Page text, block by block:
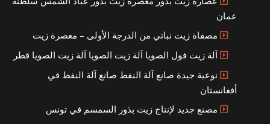
عمان
مصفاة زيت نباتي من الدرجة الأولى – معصرة زيت
آلة زيت فول الصويا آلة زيت الصويا آلة زيت الصويا قطر
نوعية جيدة صانع آلة النفط صانع آلة النفط في
أفغانستان
مصنع جديد لإنتاج زيت بذور السمسم في تونس